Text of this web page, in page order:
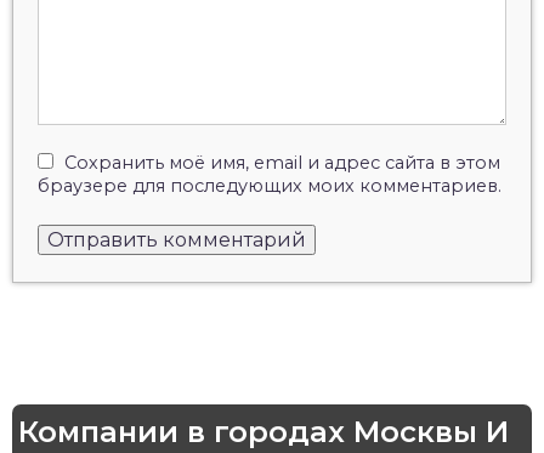
Сохранить моё имя, email и адрес сайта в этом
браузере для последующих моих комментариев.
Компании в городах Москвы И